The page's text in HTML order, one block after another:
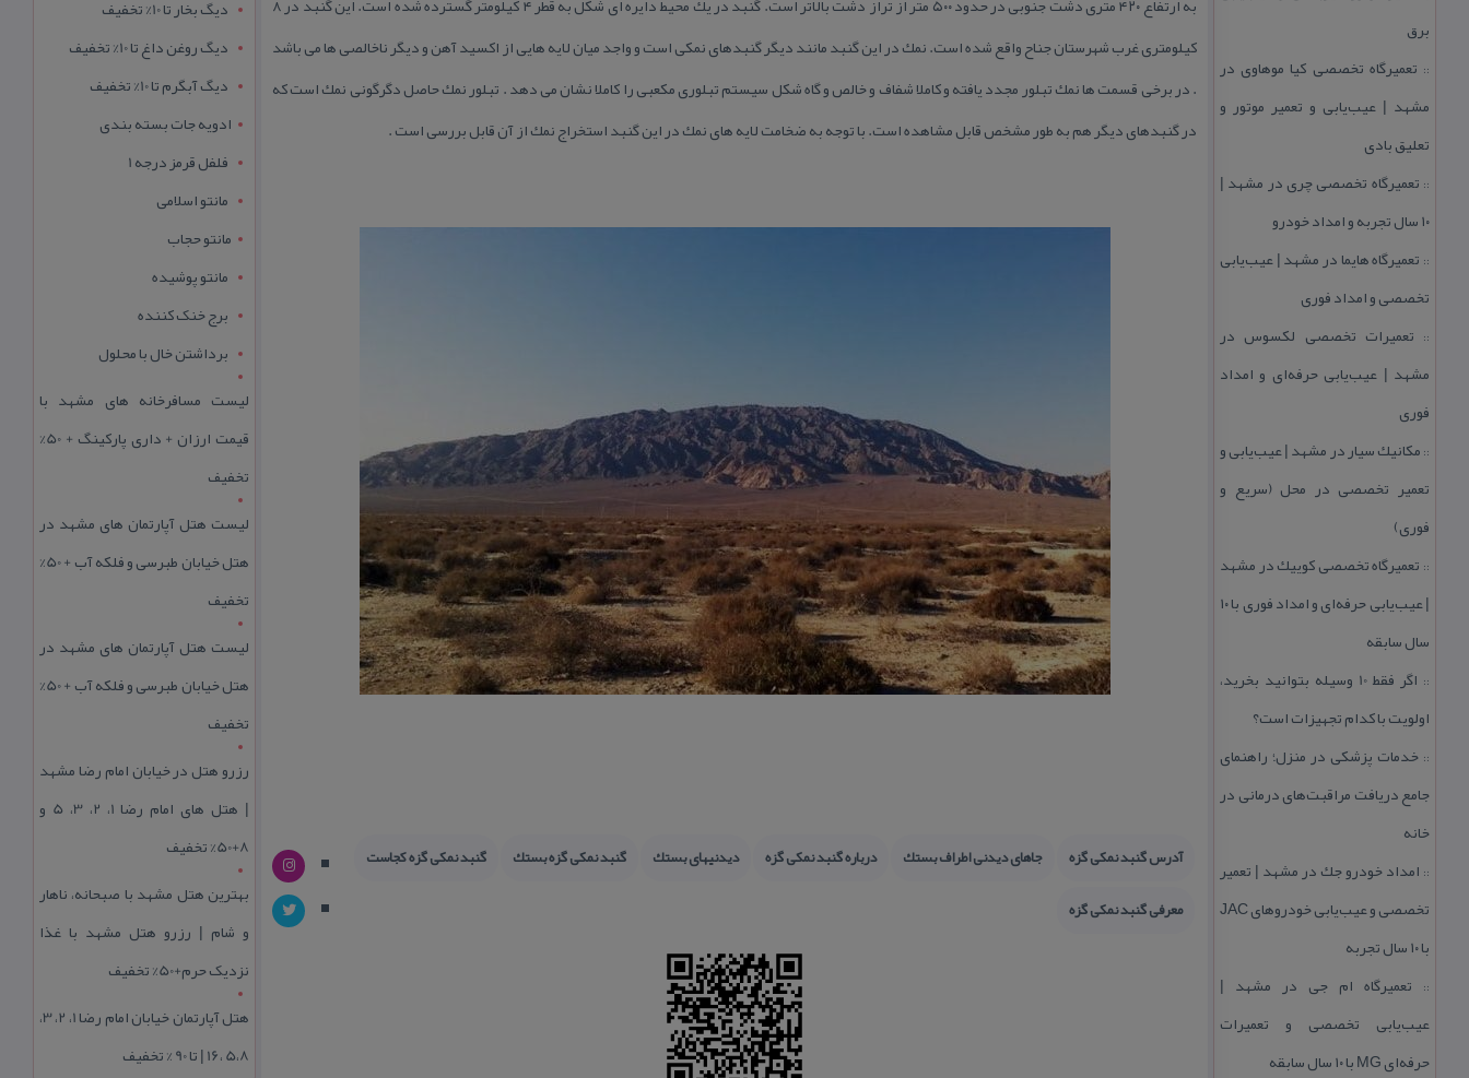
برق
:: تعمیرگاه تخصصی كیا موهاوی در
مشهد | عیب‌یابی و تعمیر موتور و
تعلیق بادی
:: تعمیرگاه تخصصی چری در مشهد |
۱۰ سال تجربه و امداد خودرو
:: تعمیرگاه هایما در مشهد | عیب‌یابی
تخصصی و امداد فوری
:: تعمیرات تخصصی لكسوس در
مشهد | عیب‌یابی حرفه‌ای و امداد
فوری
:: مكانیك سیار در مشهد | عیب‌یابی و
تعمیر تخصصی در محل (سریع و
فوری)
:: تعمیرگاه تخصصی كوییك در مشهد
| عیب‌یابی حرفه‌ای و امداد فوری با ۱۰
سال سابقه
::
اگر فقط 10 وسیله بتوانید بخرید،
اولویت با كدام تجهیزات است؟
:: خدمات پزشكی در منزل؛ راهنمای
جامع دریافت مراقبت‌های درمانی در
خانه
:: امداد خودرو جك در مشهد | تعمیر
تخصصی و عیب‌یابی خودروهای JAC
با ۱۰ سال تجربه
:: تعمیرگاه ام جی در مشهد |
عیب‌یابی تخصصی و تعمیرات
حرفه‌ای MG با ۱۰ سال سابقه
كیلومتری غرب شهرستان جناح واقع شده است. نمك در این گنبد مانند دیگر گنبدهای نمكی است و واجد میان لایه هایی از اكسید آهن و دیگر ناخالصی ها می باشد
. در برخی قسمت ها نمك تبلور مجدد یافته و كاملا شفاف و خالص و گاه شكل سیستم تبلوری مكعبی را كاملا نشان می دهد . تبلور نمك حاصل دگرگونی نمك است كه
در گنبدهای دیگر هم به طور مشخص قابل مشاهده است. با توجه به ضخامت لایه های نمك در این گنبد استخراج نمك از آن قابل بررسی است .
آدرس گنبد نمكی گزه جاهای دیدنی اطراف بستك درباره گنبد نمكی گزه دیدنیهای بستك گنبد نمكی گزه بستك
گنبد نمكی گزه كجاست
معرفی گنبد نمكی گزه
دیگ بخار تا 10% تخفیف
دیگ روغن داغ تا 10% تخفیف
دیگ آبگرم تا 10% تخفیف
ادویه جات بسته بندی
فلفل قرمز درجه 1
مانتو اسلامی
مانتو حجاب
مانتو پوشیده
برج خنک کننده
برداشتن خال با محلول
لیست مسافرخانه های مشهد با
قیمت ارزان + داری پارکینگ + 50%
تخفیف
لیست هتل آپارتمان های مشهد در
هتل خیابان طبرسی و فلکه آب + 50%
تخفیف
لیست هتل آپارتمان های مشهد در
هتل خیابان طبرسی و فلکه آب + 50%
تخفیف
رزرو هتل در خیابان امام رضا مشهد
| هتل‌ های امام رضا 1، 2، 3، 5 و
8+50% تخفیف
بهترین هتل مشهد با صبحانه، ناهار
و شام | رزرو هتل مشهد با غذا
نزدیک حرم+50% تخفیف
هتل آپارتمان خیابان امام رضا 1، 2، 3،
5،8 ،16 | تا 90 % تخفیف